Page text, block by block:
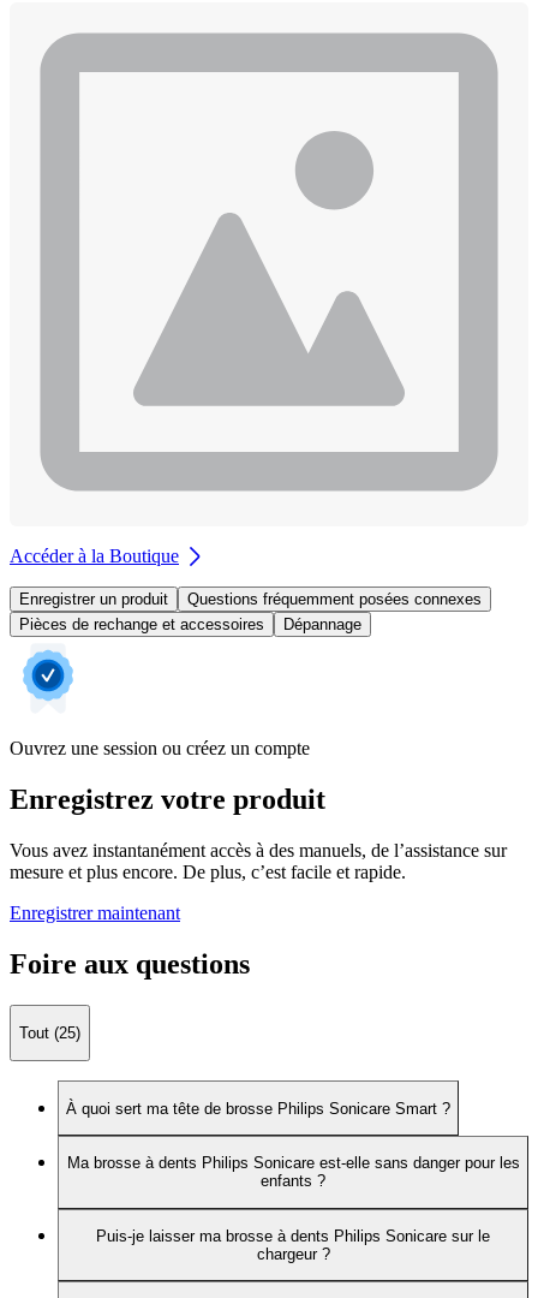
Accéder à la Boutique
Enregistrer un produit
Questions fréquemment posées connexes
Pièces de rechange et accessoires
Dépannage
Ouvrez une session ou créez un compte
Enregistrez votre produit
Vous avez instantanément accès à des manuels, de l’assistance sur
mesure et plus encore. De plus, c’est facile et rapide.
Enregistrer maintenant
Foire aux questions
Tout (25)
À quoi sert ma tête de brosse Philips Sonicare Smart ?
Ma brosse à dents Philips Sonicare est-elle sans danger pour les
enfants ?
Puis-je laisser ma brosse à dents Philips Sonicare sur le
chargeur ?